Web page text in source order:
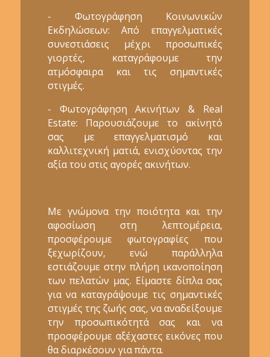
- Φωτογράφηση Κοινωνικών
Εκδηλώσεων: Από επαγγελματικές
συνεστιάσεις μέχρι προσωπικές
γιορτές, καταγράφουμε την
ατμόσφαιρα και τις σημαντικές
στιγμές.
- Φωτογράφηση Ακινήτων & Real
Estate: Παρουσιάζουμε το ακίνητό
σας με επαγγελματισμό και
καλλιτεχνική ματιά, ενισχύοντας την
αξία του στις αγορές ακινήτων.
Με γνώμονα την ποιότητα και την
αφοσίωση στη λεπτομέρεια,
προσφέρουμε φωτογραφίες που
ξεχωρίζουν, ενώ παράλληλα
εστιάζουμε στην πλήρη ικανοποίηση
των πελατών μας. Είμαστε δίπλα σας
για να καταγράψουμε τις σημαντικές
στιγμές της ζωής σας, να αναδείξουμε
την προσωπικότητά σας και να
προσφέρουμε αξέχαστες εικόνες που
θα διαρκέσουν για πάντα.